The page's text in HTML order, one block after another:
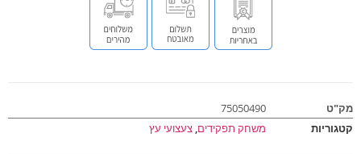
75050490
משחק תפקידים,צעצועי עץ